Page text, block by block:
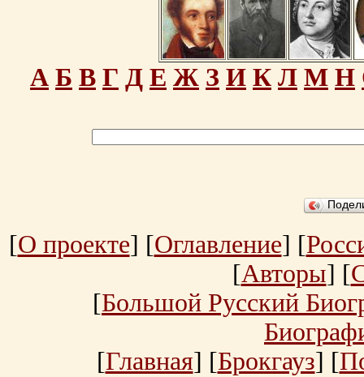
А Б В Г Д Е Ж З И К Л М Н
[О проекте] [Оглавление] [
[Авторы] [
[Большой Русский
[Главная] [Брокгауз] [